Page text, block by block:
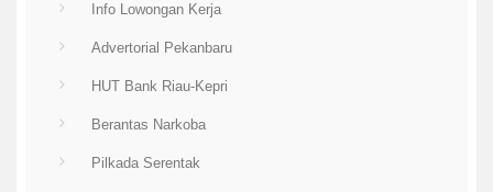
Info Lowongan Kerja
Advertorial Pekanbaru
HUT Bank Riau-Kepri
Berantas Narkoba
Pilkada Serentak